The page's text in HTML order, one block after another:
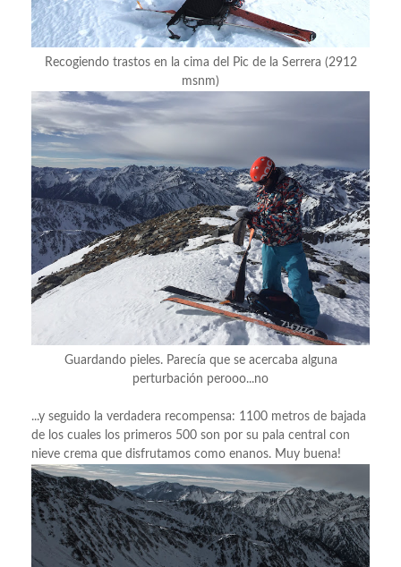
Recogiendo trastos en la cima del Pic de la Serrera (2912
msnm)
Guardando pieles. Parecía que se acercaba alguna
perturbación perooo...no
...y seguido la verdadera recompensa: 1100 metros de bajada
de los cuales los primeros 500 son por su pala central con
nieve crema que disfrutamos como enanos. Muy buena!